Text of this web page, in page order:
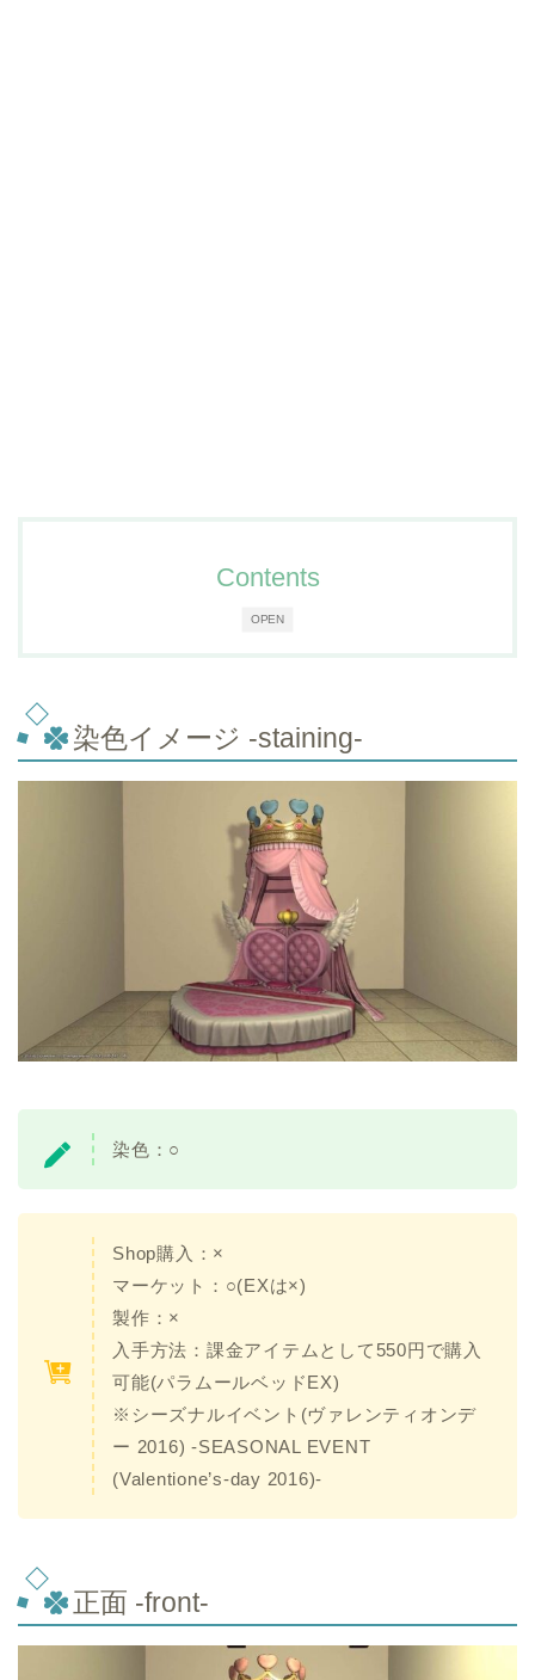
OPEN
Contents
染色イメージ -staining-
染色：○
Shop購入：×
マーケット：○(EXは×)
製作：×
入手方法：課金アイテムとして550円で購入
可能(パラムールベッドEX)
※シーズナルイベント(ヴァレンティオンデ
ー 2016) -SEASONAL EVENT
(Valentione’s-day 2016)-
正面 -front-